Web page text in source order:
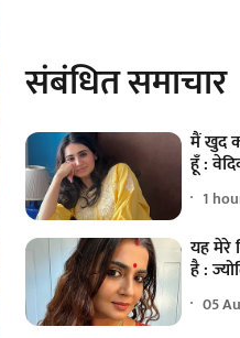
संबंधित समाचार
मैं खुद
हूँ :
1
यह मेरे
है :
05